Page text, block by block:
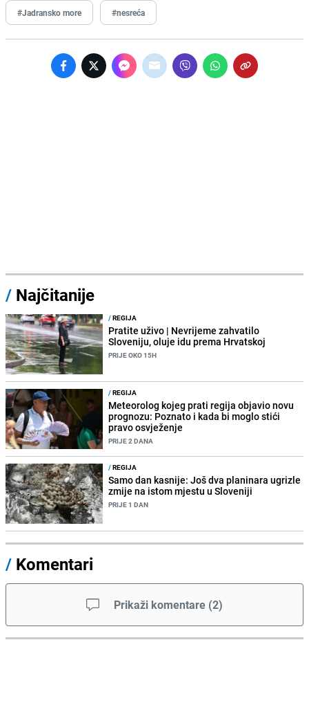
#Jadransko more #nesreća
/ Najčitanije
/REGIJA
Pratite uživo | Nevrijeme zahvatilo
Sloveniju, oluje idu prema Hrvatskoj
PRIJE OKO 15H
/REGIJA
Meteorolog kojeg prati regija objavio novu
prognozu: Poznato i kada bi moglo stići
pravo osvježenje
PRIJE 2 DANA
/REGIJA
Samo dan kasnije: Još dva planinara ugrizle
zmije na istom mjestu u Sloveniji
PRIJE 1 DAN
/ Komentari
Prikaži komentare (2)